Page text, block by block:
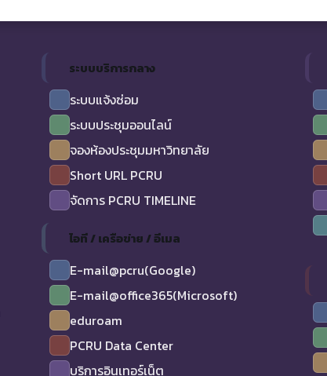
ระบบบริการกลาง
ระบบแจ้งซ่อม
ระบบประชุมออนไลน์
จองห้องประชุมมหาวิทยาลัย
Short URL PCRU
จัดการ PCRU TIMELINE
ไอที / เครือข่าย / อีเมล
E-mail@pcru(Google)
E-mail@office365(Microsoft)
eduroam
PCRU Data Center
บริการอินเทอร์เน็ต